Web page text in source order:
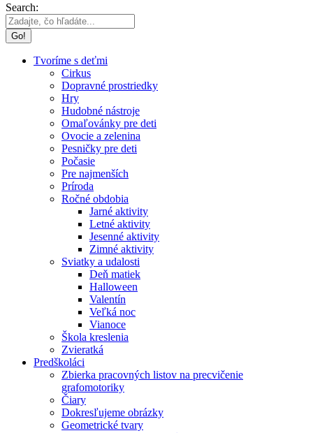
Search:
Tvoríme s deťmi
Cirkus
Dopravné prostriedky
Hry
Hudobné nástroje
Omaľovánky pre deti
Ovocie a zelenina
Pesničky pre deti
Počasie
Pre najmenších
Príroda
Ročné obdobia
Jarné aktivity
Letné aktivity
Jesenné aktivity
Zimné aktivity
Sviatky a udalosti
Deň matiek
Halloween
Valentín
Veľká noc
Vianoce
Škola kreslenia
Zvieratká
Predškoláci
Zbierka pracovných listov na precvičenie
grafomotoriky
Čiary
Dokresľujeme obrázky
Geometrické tvary